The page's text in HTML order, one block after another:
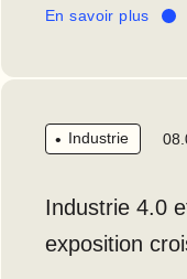
En savoir plus
Industrie
Industrie 4.0
exposition